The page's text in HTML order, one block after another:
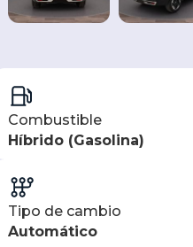
Combustible
Híbrido (Gasolina)
Tipo de cambio
Automático